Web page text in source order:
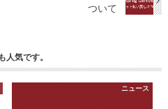
ついて
人気です。
ニュース